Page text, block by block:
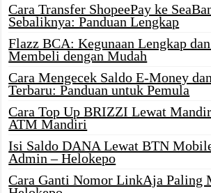
Cara Transfer ShopeePay ke
Sebaliknya: Panduan Lengkap
Flazz BCA: Kegunaan Lengkap
Membeli dengan Mudah
Cara Mengecek Saldo E-Money
Terbaru: Panduan untuk Pemula
Cara Top Up BRIZZI Lewat
ATM Mandiri
Isi Saldo DANA Lewat BTN
Admin – Helokepo
Cara Ganti Nomor LinkAja Paling